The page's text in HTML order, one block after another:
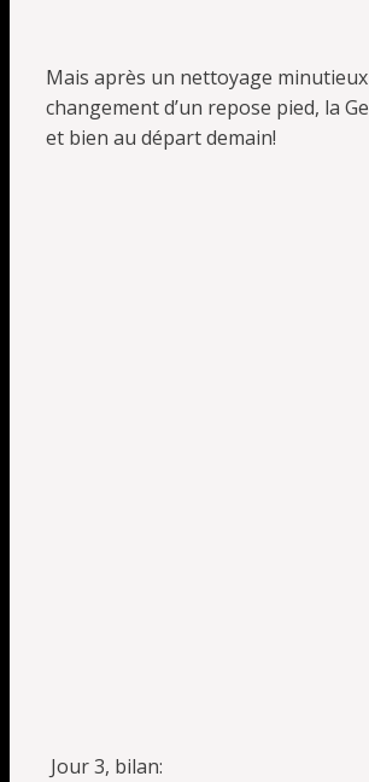
Mais après un nettoyage
changement d’un repose pied, la
et bien au départ demain!
Jour 3, bilan: